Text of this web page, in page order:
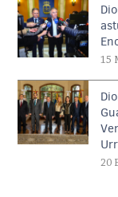
15
20